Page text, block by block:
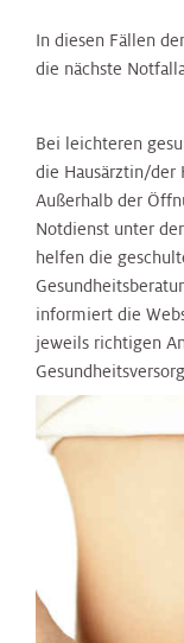
In diesen Fällen
die nächste
Bei leichteren
die Hausärztin/der
Außerhalb der
Notdienst unter
helfen die
informiert die
jeweils richtigen